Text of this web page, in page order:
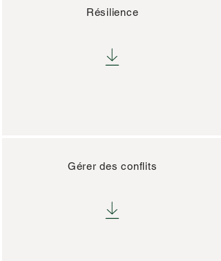
Résilience
Gérer des conflits